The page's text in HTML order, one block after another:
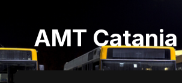
AMT Catania